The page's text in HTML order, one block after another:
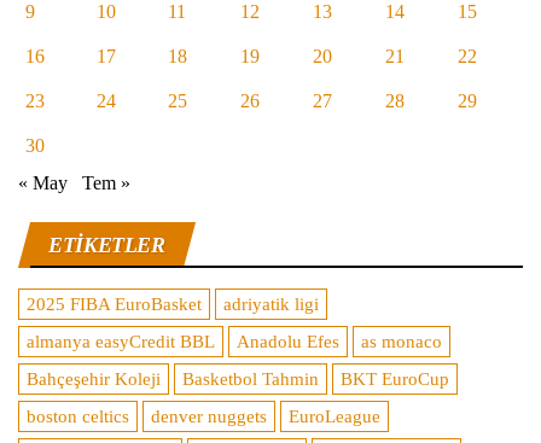
9 10 11 12 13 14 15
16 17 18 19 20 21 22
23 24 25 26 27 28 29
30
« May
Tem »
ETIKETLER
2025 FIBA EuroBasket
adriyatik ligi
almanya easyCredit BBL
Anadolu Efes
as monaco
Bahçeşehir Koleji
Basketbol Tahmin
BKT EuroCup
boston celtics
denver nuggets
EuroLeague